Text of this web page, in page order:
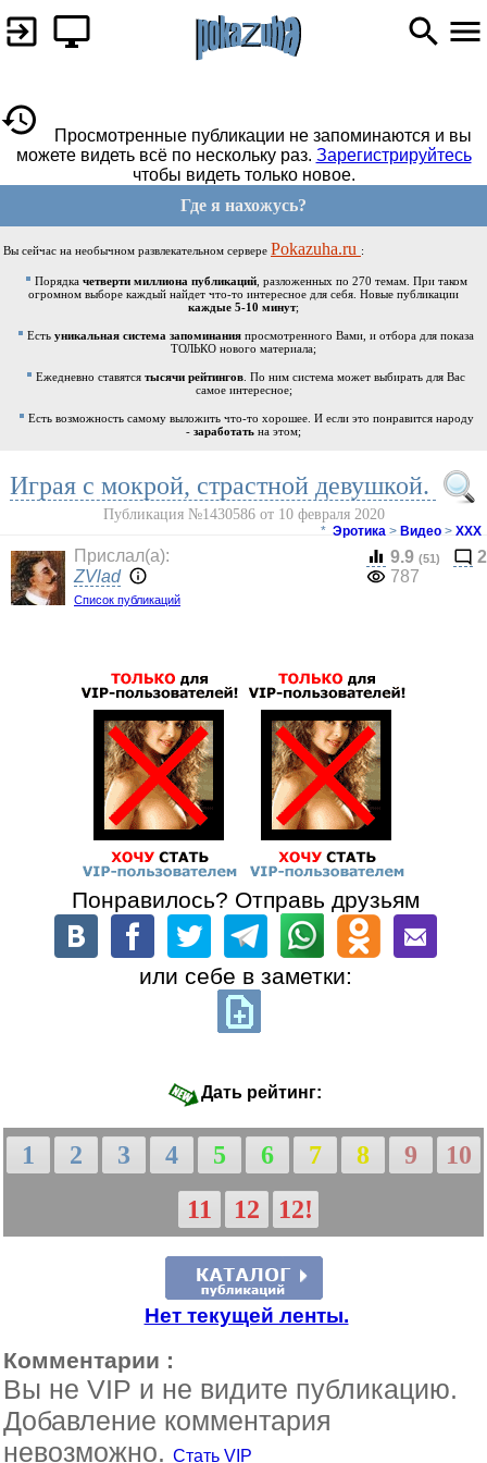
Просмотренные публикации не запоминаются и вы
можете видеть всё по нескольку раз. Зарегистрируйтесь
чтобы видеть только новое.
Где я нахожусь?
Вы сейчас на необычном развлекательном сервере Pokazuha.ru :
Порядка четверти миллиона публикаций, разложенных по 270 темам. При таком
огромном выборе каждый найдет что-то интересное для себя. Новые публикации
каждые 5-10 минут;
Есть уникальная система запоминания просмотренного Вами, и отбора для показа
ТОЛЬКО нового материала;
Ежедневно ставятся тысячи рейтингов . По ним система может выбирать для Вас
самое интересное;
Есть возможность самому выложить что-то хорошее. И если это понравится народу
- заработать на этом;
Играя с мокрой, страстной девушкой.
Публикация №1430586 от 10 февраля 2020
* Эротика > Видео > ХХХ
Прислал(a):
ZVlad
Список публикаций
9.9 (51)
2
787
Понравилось? Отправь друзьям
или себе в заметки:
Дать рейтинг:
1 2 3 4 5 6 7 8 9
10
11
12 12!
Нет текущей ленты.
Комментарии :
Вы не VIP и не видите публикацию.
Добавление комментария
невозможно. Стать VIP